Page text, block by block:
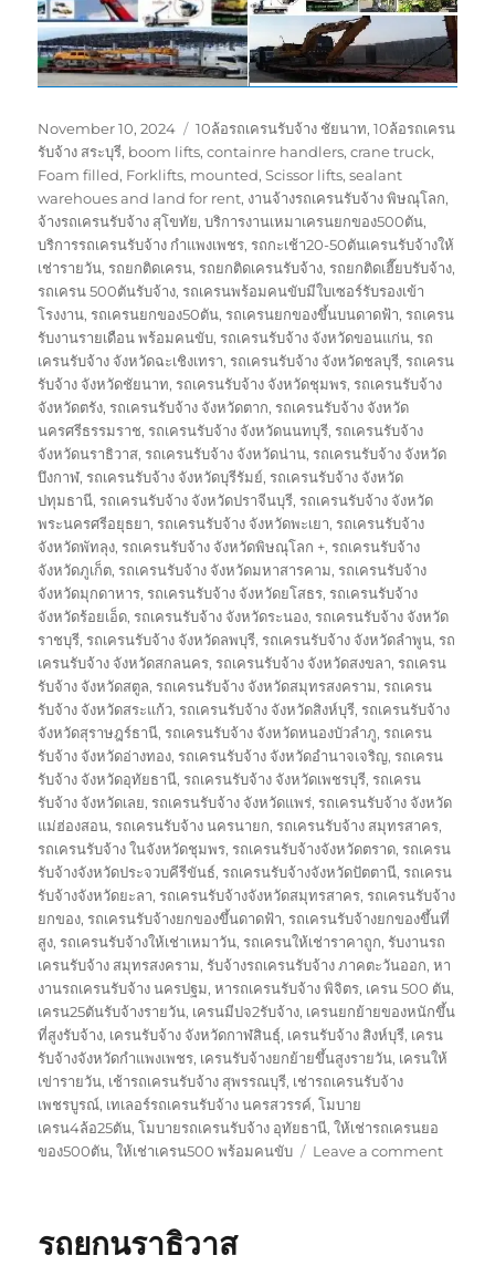
Posted
on
November 10, 2024 Tags
10ล้อรถเครนรับจ้าง ชัยนาท,10ล้อรถเครน
รับจ้าง สระบุรี, boom lifts,containre handlers,crane truck,
Foam filled, Forklifts, mounted,Scissor lifts,sealant
warehoues and land for rent, งานจ้างรถเครนรับจ้าง พิษณุโลก,
จ้างรถเครนรับจ้าง สุโขทัย,บริการงานเหมาเครนยกของ500ตัน,
บริการรถเครนรับจ้าง กำแพงเพชร,รถกะเช้า20-50ตันเครนรับจ้างให้
เช่ารายวัน,รถยกติดเครน,รถยกติดเครนรับจ้าง,รถยกติดเฮี๊ยบรับจ้าง,
รถเครน 500ตันรับจ้าง,รถเครนพร้อมคนขับมีใบเซอร์รับรองเข้า
โรงงาน,รถเครนยกของ50ตัน,รถเครนยกของขึ้นบนดาดฟ้า,รถเครน
รับงานรายเดือน พร้อมคนขับ,รถเครนรับจ้าง จังหวัดขอนแก่น,รถ
เครนรับจ้าง จังหวัดฉะเชิงเทรา,รถเครนรับจ้าง จังหวัดชลบุรี,รถเครน
รับจ้าง จังหวัดชัยนาท,รถเครนรับจ้าง จังหวัดชุมพร,รถเครนรับจ้าง
จังหวัดตรัง,รถเครนรับจ้าง จังหวัดตาก,รถเครนรับจ้าง จังหวัด
นครศรีธรรมราช,รถเครนรับจ้าง จังหวัดนนทบุรี,รถเครนรับจ้าง
จังหวัดนราธิวาส,รถเครนรับจ้าง จังหวัดน่าน,รถเครนรับจ้าง จังหวัด
บึงกาฬ,รถเครนรับจ้าง จังหวัดบุรีรัมย์,รถเครนรับจ้าง จังหวัด
ปทุมธานี,รถเครนรับจ้าง จังหวัดปราจีนบุรี,รถเครนรับจ้าง จังหวัด
พระนครศรีอยุธยา,รถเครนรับจ้าง จังหวัดพะเยา,รถเครนรับจ้าง
จังหวัดพัทลุง,รถเครนรับจ้าง จังหวัดพิษณุโลก +,รถเครนรับจ้าง
จังหวัดภูเก็ต,รถเครนรับจ้าง จังหวัดมหาสารคาม,รถเครนรับจ้าง
จังหวัดมุกดาหาร,รถเครนรับจ้าง จังหวัดยโสธร,รถเครนรับจ้าง
จังหวัดร้อยเอ็ด,รถเครนรับจ้าง จังหวัดระนอง,รถเครนรับจ้าง จังหวัด
ราชบุรี,รถเครนรับจ้าง จังหวัดลพบุรี,รถเครนรับจ้าง จังหวัดลำพูน,รถ
เครนรับจ้าง จังหวัดสกลนคร,รถเครนรับจ้าง จังหวัดสงขลา,รถเครน
รับจ้าง จังหวัดสตูล,รถเครนรับจ้าง จังหวัดสมุทรสงคราม,รถเครน
รับจ้าง จังหวัดสระแก้ว,รถเครนรับจ้าง จังหวัดสิงห์บุรี,รถเครนรับจ้าง
จังหวัดสุราษฎร์ธานี,รถเครนรับจ้าง จังหวัดหนองบัวลำภู,รถเครน
รับจ้าง จังหวัดอ่างทอง,รถเครนรับจ้าง จังหวัดอำนาจเจริญ,รถเครน
รับจ้าง จังหวัดอุทัยธานี,รถเครนรับจ้าง จังหวัดเพชรบุรี,รถเครน
รับจ้าง จังหวัดเลย,รถเครนรับจ้าง จังหวัดแพร่,รถเครนรับจ้าง จังหวัด
แม่ฮ่องสอน,รถเครนรับจ้าง นครนายก,รถเครนรับจ้าง สมุทรสาคร,
รถเครนรับจ้าง ในจังหวัดชุมพร,รถเครนรับจ้างจังหวัดตราด,รถเครน
รับจ้างจังหวัดประจวบคีรีขันธ์,รถเครนรับจ้างจังหวัดปัตตานี,รถเครน
รับจ้างจังหวัดยะลา,รถเครนรับจ้างจังหวัดสมุทรสาคร,รถเครนรับจ้าง
ยกของ,รถเครนรับจ้างยกของขึ้นดาดฟ้า,รถเครนรับจ้างยกของขึ้นที่
สูง,รถเครนรับจ้างให้เช่าเหมาวัน,รถเครนให้เช่าราคาถูก,รับงานรถ
เครนรับจ้าง สมุทรสงคราม,รับจ้างรถเครนรับจ้าง ภาคตะวันออก,หา
งานรถเครนรับจ้าง นครปฐม,หารถเครนรับจ้าง พิจิตร, เครน 500 ตัน,
เครน25ตันรับจ้างรายวัน, เครนมีปจ2รับจ้าง, เครนยกย้ายของหนักขึ้น
ที่สูงรับจ้าง, เครนรับจ้าง จังหวัดกาฬสินธุ์, เครนรับจ้าง สิงห์บุรี, เครน
รับจ้างจังหวัดกำแพงเพชร, เครนรับจ้างยกย้ายขึ้นสูงรายวัน, เครนให้
เข่ารายวัน, เช้ารถเครนรับจ้าง สุพรรณบุรี, เช่ารถเครนรับจ้าง
เพชรบูรณ์, เทเลอร์รถเครนรับจ้าง นครสวรรค์,โมบาย
เครน4ล้อ25ตัน,โมบายรถเครนรับจ้าง อุทัยธานี,ให้เช่ารถเครนยอ
ของ500ตัน,ให้เช่าเครน500 พร้อมคนขับ Leave a commenton
รถยกนราธิวาส